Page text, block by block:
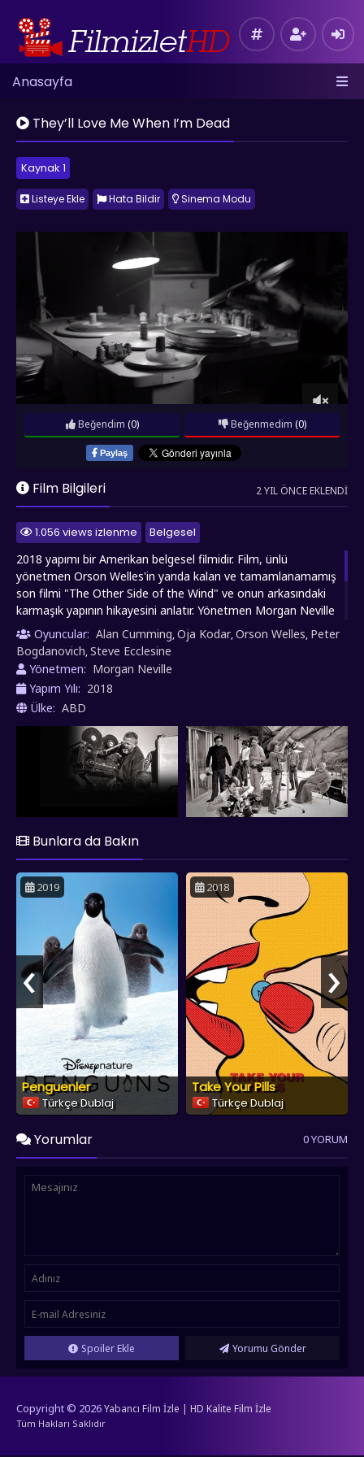
Anasayfa
They’ll Love Me When I’m Dead
Kaynak 1
Listeye Ekle Hata Bildir Sinema Modu
Paylaş
Beğendim (0) Beğenmedim (0)
Film Bilgileri 2 YIL ÖNCE EKLENDI
1.056 views izlenme
Belgesel
2018 yapımı bir Amerikan belgesel filmidir. Film, ünlü
yönetmen Orson Welles'in yarıda kalan ve tamamlanamamış
son filmi "The Other Side of the Wind" ve onun arkasındaki
karmaşık yapının hikayesini anlatır. Yönetmen Morgan Neville
tarafından yönetilen belgesel, Welles'in bu projeyi neden
tamamlayamadığına dair araştırmaları ve onun sinema
dünyasındaki etkisini inceler. Film ayrıca Welles'in son dönem
yaşamını ve kariyerindeki iniş çıkışları ele alırken, onun
vizyoner bir sinemacı olarak mirasını da kutlar.
Oyuncular: Alan Cumming,Oja Kodar,Orson Welles, Peter
Bogdanovich,Steve Ecclesine
Yönetmen: Morgan Neville
Yapım Yılı: 2018
Ülke: ABD
Bunlara da Bakın
2019
Penguenler
Türkçe Dublaj
2018
Take Your Pills
Türkçe Dublaj
‹ ›
Yorumlar 0 YORUM
Spoiler Ekle Yorumu Gönder
Copyright © 2026Yabancı Film İzle | HD Kalite Film İzle
Tüm Hakları Saklıdır